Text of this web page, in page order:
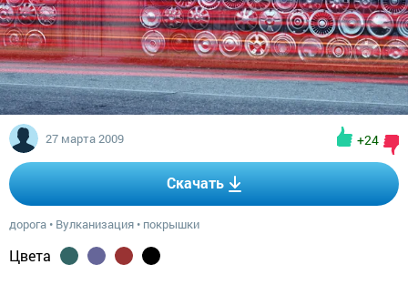
27 марта 2009 +24
Скачать
дорога • Вулканизация • покрышки
Цвета